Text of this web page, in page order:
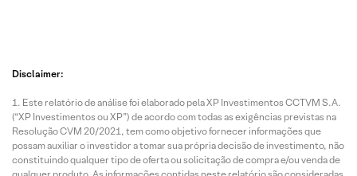
Disclaimer:
Este relatório de análise foi elaborado pela XP Investimentos CCTVM S.A.
(“XP Investimentos ou XP”) de acordo com todas as exigências previstas na
Resolução CVM 20/2021, tem como objetivo fornecer informações que
possam auxiliar o investidor a tomar sua própria decisão de investimento, não
constituindo qualquer tipo de oferta ou solicitação de compra e/ou venda de